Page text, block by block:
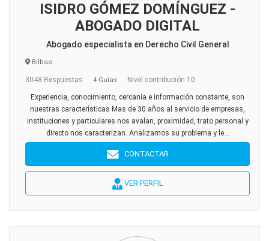
ISIDRO GÓMEZ DOMÍNGUEZ -
ABOGADO DIGITAL
Abogado especialista en Derecho Civil General
Bilbao
3048 Respuestas 4 Guías Nivel contribución 10
Experiencia, conocimiento, cercanía e información constante, son
nuestras características Mas de 30 años al servicio de empresas,
instituciones y particulares nos avalan, proximidad, trato personal y
directo nos caracterizan. Analizamos su problema y le...
CONTACTAR
VER PERFIL